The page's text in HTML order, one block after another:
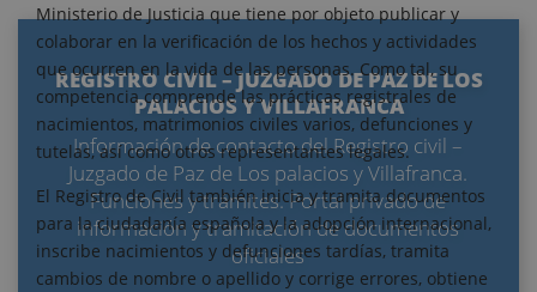
REGISTRO CIVIL – JUZGADO DE PAZ DE LOS
PALACIOS Y VILLAFRANCA
Información de contacto del Registro civil –
Juzgado de Paz de Los palacios y Villafranca.
Funciones y trámites. Portal privado de
información y tramitación de documentos
oficiales
Ministerio de Justicia que tiene por objeto publicar y
colaborar en la verificación de los hechos y actividades
que ocurren en la vida de las personas. Como tal, su
competencia comprende las prácticas registrales de
nacimientos, matrimonios civiles varios, defunciones y
tutelas, así como otros representantes legales.
El Registro de Civil también inicia y tramita documentos
para la ciudadanía española y la adopción internacional,
inscribe nacimientos y defunciones tardías, tramita
cambios de nombre o apellido y corrige errores, obtiene